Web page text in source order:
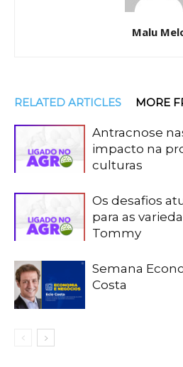
Malu
RELATED ARTICLES MORE
Antracnose
impacto na
culturas
Os desafios
para as
Tommy
Semana
Costa